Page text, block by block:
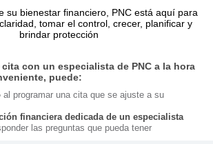
su bienestar financiero, PNC está aquí para
tomar el control, crecer, planificar y
brindar protección
con un especialista de PNC a la hora
puede:
al programar una cita que se ajuste a su
financiera dedicada de un especialista
las preguntas que pueda tener